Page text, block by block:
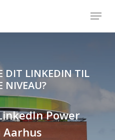
Menu
DIT LINKEDIN TIL
NIVEAU?
Power
Aarhus